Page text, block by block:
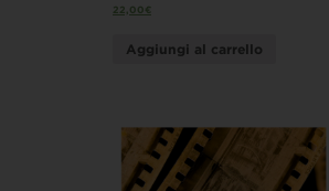
22,00€
Aggiungi al carrello